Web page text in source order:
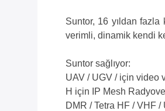
Suntor, 16 yıldan
verimli, dinamik kendi
Suntor sağlıyor:
UAV / UGV / için video
H için IP Mesh Radyo
DMR / Tetra HF / VHF /